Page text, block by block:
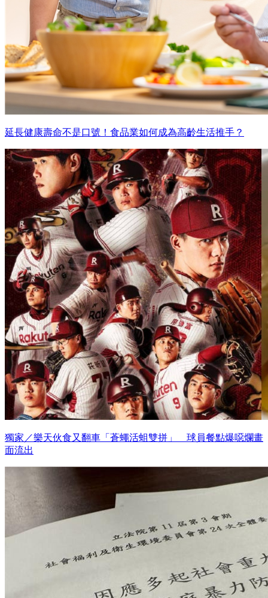
延長健康壽命不是口號！食品業如何成為高齡生活推手？
獨家／樂天伙食又翻車「蒼蠅活蛆雙拼」 球員餐點爆噁爛畫
面流出